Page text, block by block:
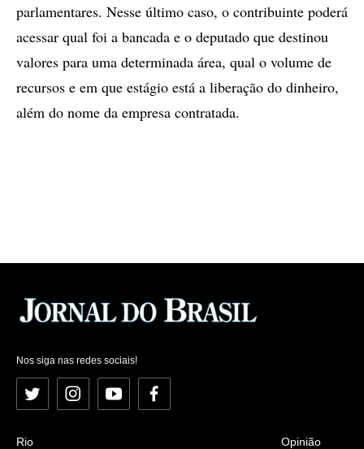
parlamentares. Nesse último caso, o contribuinte poderá
acessar qual foi a bancada e o deputado que destinou
valores para uma determinada área, qual o volume de
recursos e em que estágio está a liberação do dinheiro,
além do nome da empresa contratada.
Nos siga nas redes sociais!
Twitter InstagramYouTubeFacebook
Rio
Opinião